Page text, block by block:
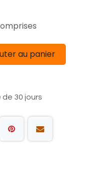
au panier
30 jours